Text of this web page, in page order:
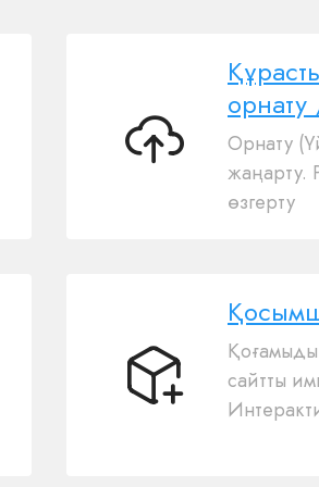
Құрастырушыны
Орнату
жаңарту.
өзгерту
Қосымшалар
сайтты